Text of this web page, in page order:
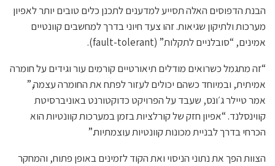
הבנת הדפוסים האלה תסייע למדענים לתכנן כלים טובים יותר לאפיון
מערכות ולתיקון שגיאות. זהו צעד חיוני בדרך למחשבים קוונטיים
אמינים, “סובלניים לתקלות” (fault-tolerant).
“זה מתגמל כשרואים מודלים תיאורטיים קורמים עור וגידים על חומרה
אמיתית, ובמיוחד כשהם יכולים לעזור לפתח את החומרה עצמה,”
אמר טיילר ג׳ונס, שעבד על הפרויקט כדוקטורנט באוניברסיטת
קווינסלנד. “אפיון חזק של קורלציות בזמן במערכות קוונטיות הוא
הכרחי בדרך לבניית מכונות קוונטיות עוצמתיות.”
הצוות הפך את נתוני הניסוי ואת הקוד לזמינים באופן פתוח, והמחקר